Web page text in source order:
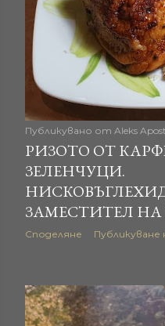
Публикувано от Aleks
РИЗОТО ОТ
ЗЕЛЕНЧУЦИ.
ЗАМЕСТИТЕЛ
Споделяне